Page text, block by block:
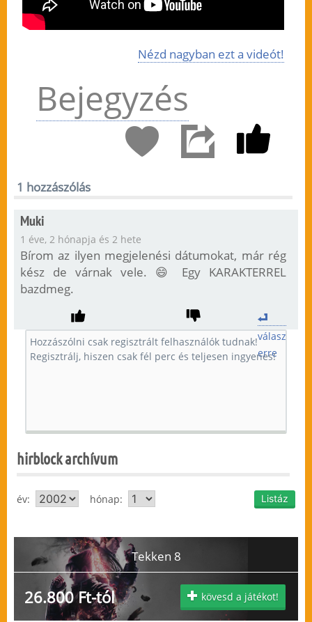
Nézd nagyban ezt a videót!
Bejegyzés
1 hozzászólás
Muki
1 éve, 2 hónapja és 2 hete
Bírom az ilyen megjelenési dátumokat, már rég
kész de várnak vele. 😄 Egy KARAKTERREL
bazdmeg.
válasz
erre
hirblock archívum
év: hónap:
Tekken 8
26.800 Ft-tól kövesd a játékot!